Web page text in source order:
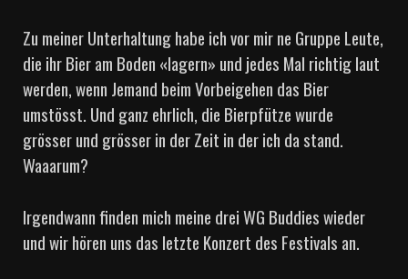
Zu meiner Unterhaltung habe ich vor mir ne Gruppe Leute,
die ihr Bier am Boden «lagern» und jedes Mal richtig laut
werden, wenn Jemand beim Vorbeigehen das Bier
umstösst. Und ganz ehrlich, die Bierpfütze wurde
grösser und grösser in der Zeit in der ich da stand.
Waaarum?
Irgendwann finden mich meine drei WG Buddies wieder
und wir hören uns das letzte Konzert des Festivals an.